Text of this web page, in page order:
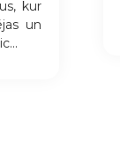
kur
un